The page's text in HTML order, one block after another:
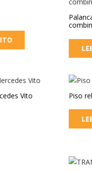
Vito Piso